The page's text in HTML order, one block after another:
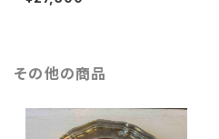
その他の商品